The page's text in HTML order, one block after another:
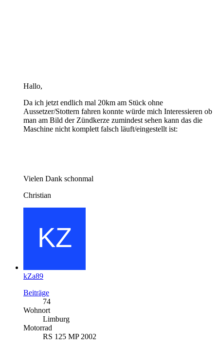
Hallo,
Da ich jetzt endlich mal 20km am Stück ohne
Aussetzer/Stottern fahren konnte würde mich Interessieren ob
man am Bild der Zündkerze zumindest sehen kann das die
Maschine nicht komplett falsch läuft/eingestellt ist:
Vielen Dank schonmal
Christian
kZa89
Beiträge
74
Wohnort
Limburg
Motorrad
RS 125 MP 2002